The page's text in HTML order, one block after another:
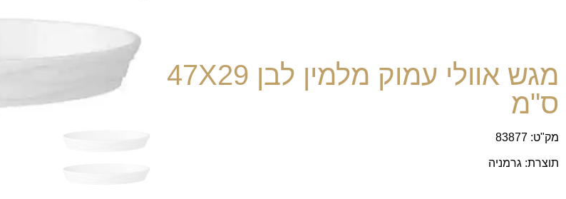
מגש אוולי עמוק מלמין לבן 47X29
ס"מ
מק"ט: 83877
תוצרת: גרמניה